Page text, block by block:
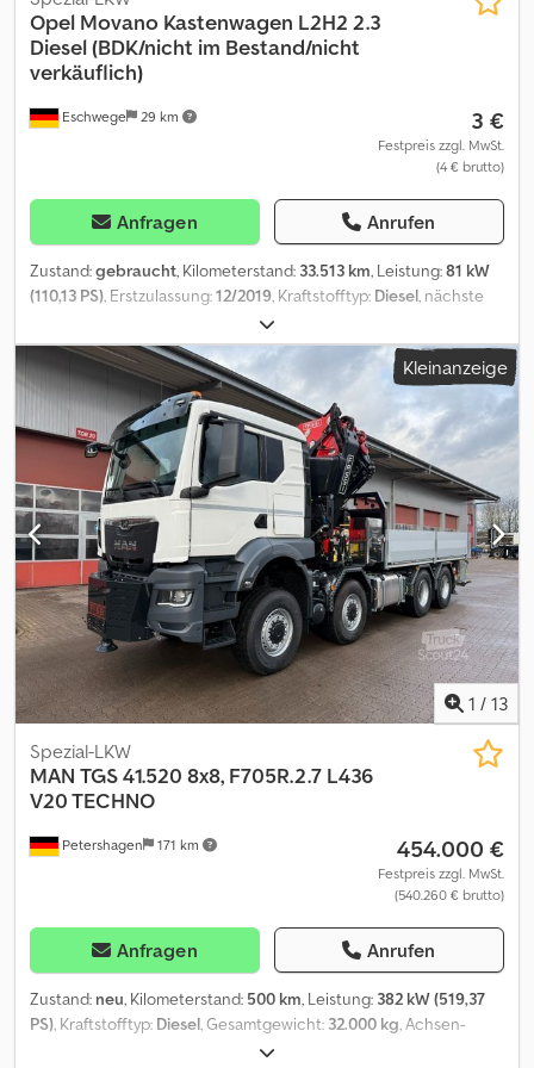
Eschwege 29 km
Opel Movano Kastenwagen L2H2 2.3
Diesel (BDK/nicht im Bestand/nicht
verkäuflich)
3 €
Festpreis zzgl. MwSt.
(4 € brutto)
Anfragen Anrufen
Zustand:gebraucht, Kilometerstand: 33.513 km, Leistung:81 kW
(110,13 PS), Erstzulassung:12/2019, Kraftstofftyp: Diesel, nächste
Weiß
Getriebetyp:mechanisch, Emissionsklasse:Euro6, Ausstattung:
ABS, Airbag, Elektronisches Stabilitätsprogramm (ESP),
Klimaanlage, Parksensoren, Rußfilter, Schiebetür,
Traktionskontrolle, Zentralverriegelung, Ausstattungslinien und -
Pakete * Cool & Sound-Paket Exterieur * Außenspiegel *
Holzboden im Laderaum * Schiebetür * Hochdach (H2) *
Allwetterreifen * Einzelbereifung * Stossfänger ohne
integrierterStufe * Flügeltüren Dkedpjzf Dqhjfx Aifor *
Seitenfenster Interieur * Pollenfilter * Fensterheber * Beifahrer-
Doppelsitzbank * Mittelarmlehne * 3er-Sitzbank 2.Reihe * Stoff
Pulse * Trennwand * Verzurrösen auf dem Laderaumboden
Sicherheit * Elektronisches Stabilitätsprogramm (ESP) Komfort
und Umwelt * Parkpilot * Dieselpartikelfilter *
Zentralverriegelung mit Fernbedienung * Basisfederung
Weiteres * 5t * Frontairbag * mittellang (L2) * Scheinwerfer-
Leuchtweitenregulierung * Sitzbank 3. Reihe * zGG 3 * Polar
Weiss (Uni) - .
Kleinanzeige
1 / 13
Petershagen 171 km
Spezial-LKW
MAN TGS 41.520 8x8, F705R.2.7 L436
V20 TECHNO
454.000 €
Festpreis zzgl. MwSt.
(540.260 € brutto)
Anfragen Anrufen
Zustand: neu, Kilometerstand: 500 km, Leistung: 382 kW (519,37
PS) , Kraftstofftyp: Diesel , Gesamtgewicht: 32.000 kg , Achsen-
, Farbe:Weiß